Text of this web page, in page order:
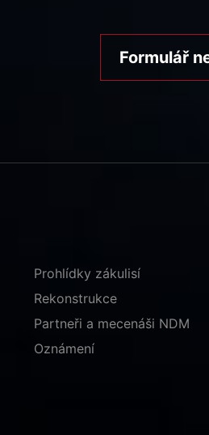
Formulář
Prohlídky zákulisí
Rekonstrukce
Partneři a mecenáši NDM
Oznámení